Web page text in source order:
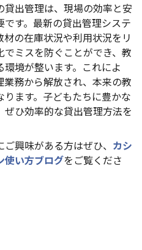
出管理は、現場の効率と安
す。最新の貸出管理システ
の在庫状況や利用状況をリ
ミスを防ぐことができ、教
境が整います。これによ
務から解放され、本来の教
ます。子どもたちに豊かな
ひ効率的な貸出管理方法を
興味がある方はぜひ、 カシ
使い方ブログをご覧くださ